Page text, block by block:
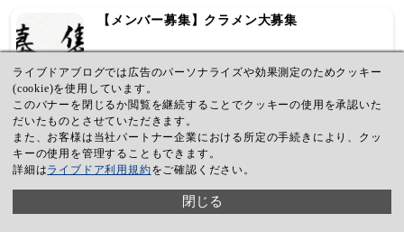
【メンバー募集】クラメン大募集
リミブレルール（2020.12.24更新）
リミブレの1番長い1日
ライブドアブログでは広告のパーソナライズや効果測定のためクッキー
(cookie)を使用しています。
このバナーを閉じるか閲覧を継続することでクッキーの使用を承認いた
だいたものとさせていただきます。
また、お客様は当社パートナー企業における所定の手続きにより、クッ
キーの使用を管理することもできます。
詳細はライブドア利用規約をご確認ください。
閉じる